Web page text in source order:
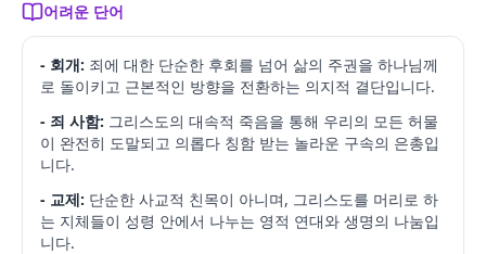
어려운 단어
- 회개: 죄에 대한 단순한 후회를 넘어 삶의 주권을 하나님께
로 돌이키고 근본적인 방향을 전환하는 의지적 결단입니다.
- 죄 사함: 그리스도의 대속적 죽음을 통해 우리의 모든 허물
이 완전히 도말되고 의롭다 칭함 받는 놀라운 구속의 은총입
니다.
- 교제: 단순한 사교적 친목이 아니며, 그리스도를 머리로 하
는 지체들이 성령 안에서 나누는 영적 연대와 생명의 나눔입
니다.